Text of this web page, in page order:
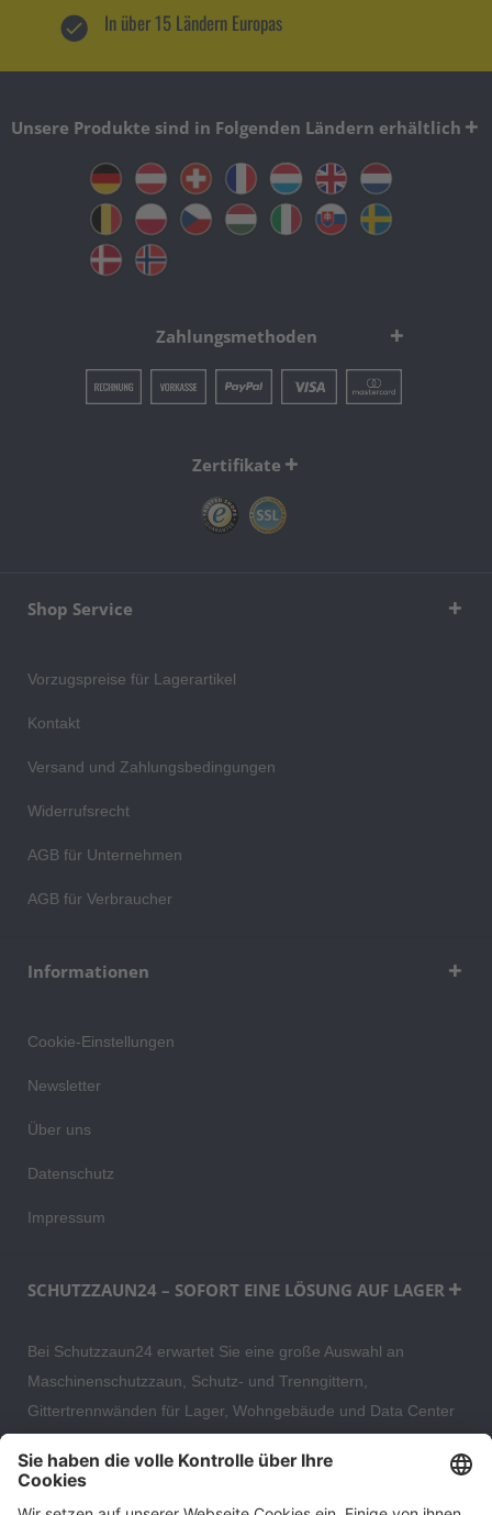
In über 15 Ländern Europas
Unsere Produkte sind in Folgenden Ländern erhältlich
Zahlungsmethoden
Zertifikate
Shop Service
Vorzugspreise für Lagerartikel
Kontakt
Versand und Zahlungsbedingungen
Widerrufsrecht
AGB für Unternehmen
AGB für Verbraucher
Informationen
Cookie-Einstellungen
Newsletter
Über uns
Datenschutz
Impressum
SCHUTZZAUN24 – SOFORT EINE LÖSUNG AUF LAGER
Bei Schutzzaun24 erwartet Sie eine große Auswahl an
Maschinenschutzzaun, Schutz- und Trenngittern,
Gittertrennwänden für Lager, Wohngebäude und Data Center
hochwertige Gartenzäune und Zaunsysteme für die sichere